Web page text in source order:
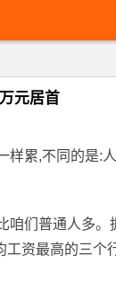
元居首
样累,不同的是:
咱们普通人多
资最高的三